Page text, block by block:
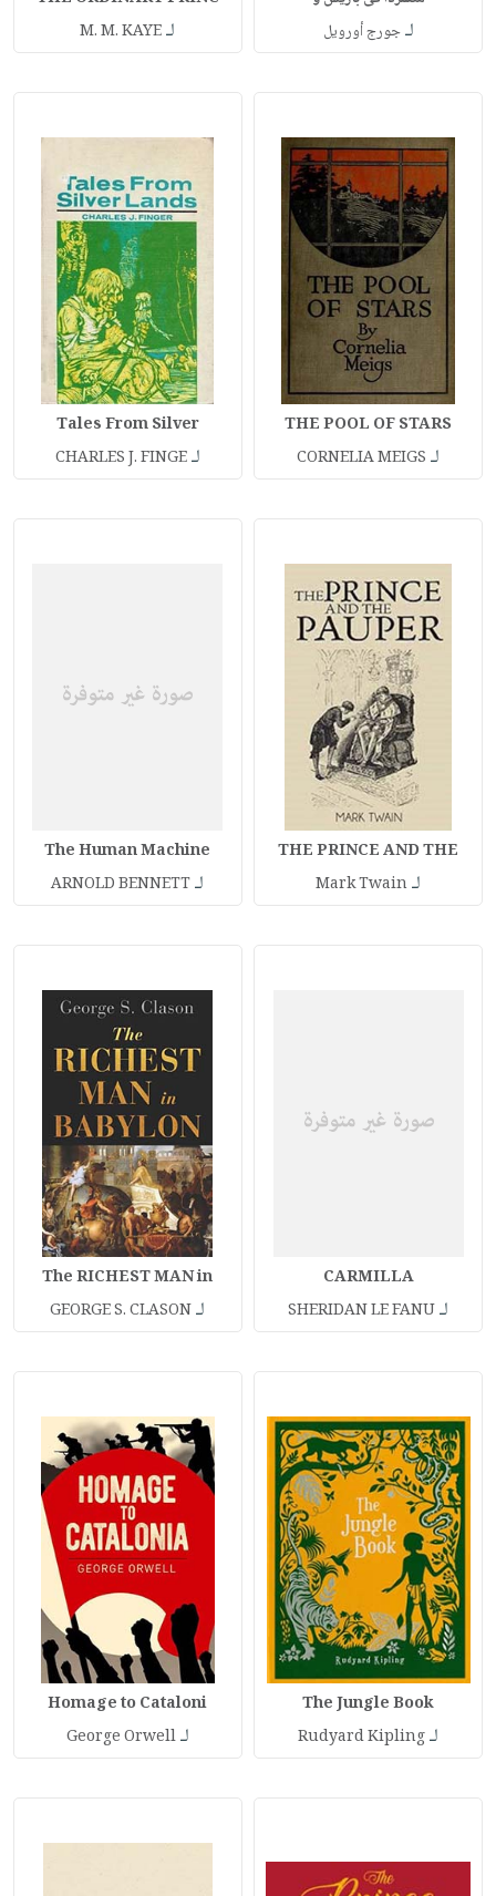
لـجورج أورويل لـM. M. KAYE
THE POOL OF STARS
لـ CORNELIA MEIGS
Tales From Silver
لـCHARLES J. FINGE
THE PRINCE AND THE
لـMark Twain
The Human Machine
لـARNOLD BENNETT
CARMILLA
لـSHERIDAN LE FANU
The RICHEST MAN in
لـGEORGE S. CLASON
The Jungle Book
لـRudyard Kipling
Homage to Cataloni
لـGeorge Orwell